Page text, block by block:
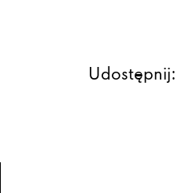
Udostępnij: